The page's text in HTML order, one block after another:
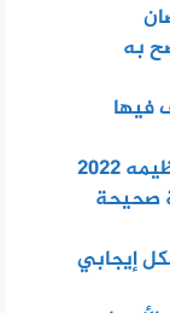
به
فيها
2022
صحيحة
إيجابي